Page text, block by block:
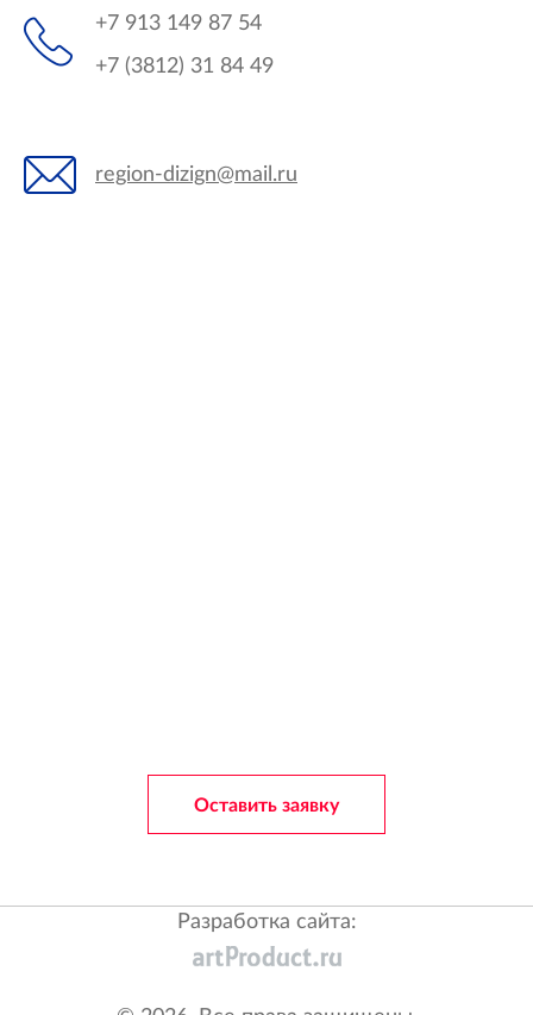
+7 913 149 87 54
+7 (3812) 31 84 49
region-dizign@mail.ru
Оставить заявку
Разработка сайта: